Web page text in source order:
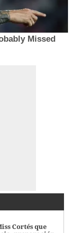
Missed
Cortés que